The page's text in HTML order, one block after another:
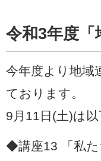
令和3年度
今年度より地域
ております。
9月11日(土)は
◆講座13 「私た